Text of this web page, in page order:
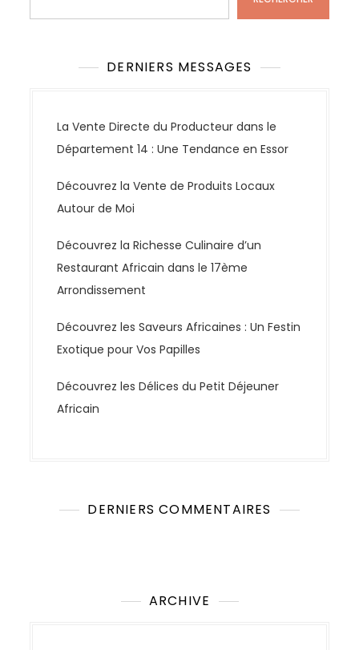
DERNIERS MESSAGES
La Vente Directe du Producteur dans le
Département 14 : Une Tendance en Essor
Découvrez la Vente de Produits Locaux
Autour de Moi
Découvrez la Richesse Culinaire d’un
Restaurant Africain dans le 17ème
Arrondissement
Découvrez les Saveurs Africaines : Un Festin
Exotique pour Vos Papilles
Découvrez les Délices du Petit Déjeuner
Africain
DERNIERS COMMENTAIRES
ARCHIVE